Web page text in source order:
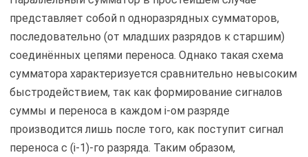
представляет собой n одноразрядных сумматоров,
последовательно (от младших разрядов к старшим)
соединённых цепями переноса. Однако такая схема
сумматора характеризуется сравнительно невысоким
быстродействием, так как формирование сигналов
суммы и переноса в каждом i-ом разряде
производится лишь после того, как поступит сигнал
переноса с (i-1)-го разряда. Таким образом,